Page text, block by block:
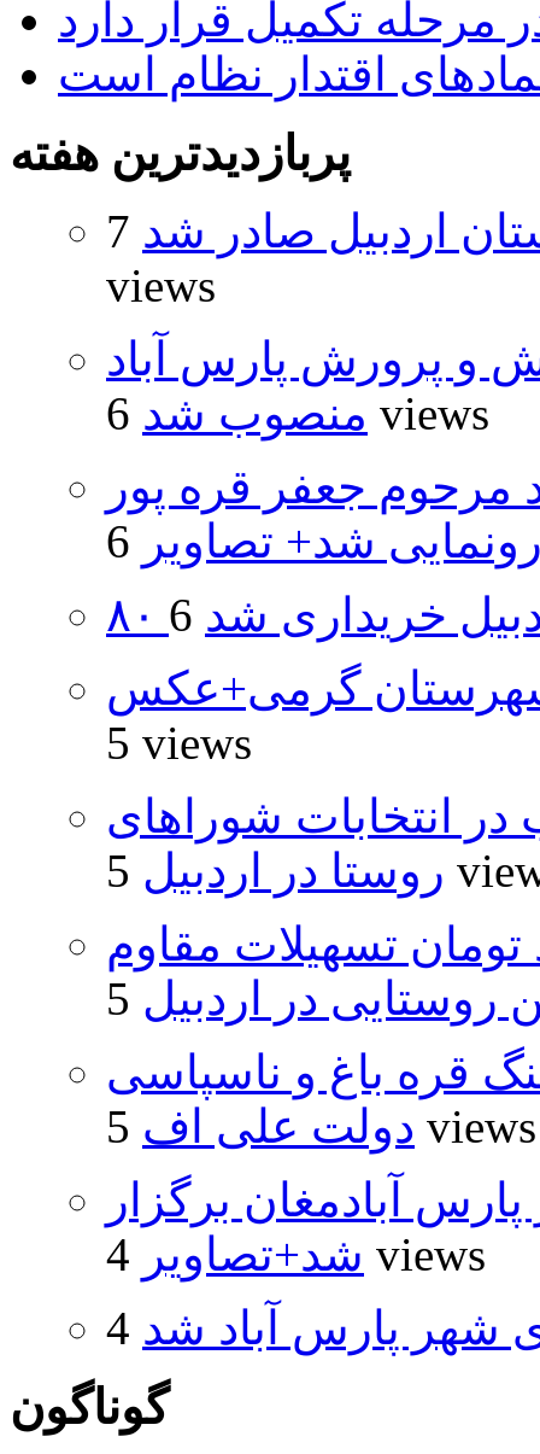
مرحله تکمیل قرار دارد
اقتدار نظام است
پربازدیدترین هفته
اردبیل صادر شد 7
views
و پرورش پارس آباد
منصوب شد 6 views
مرحوم جعفر قره پور
شد+ تصاویر
خریداری شد
گرمی+عکس
5 views
۵۰۰۰ داوطلب در انتخابات شوراهای
روستا در اردبیل 5
و ۴۸۰ میلیارد تومان تسهیلات مقاوم
در اردبیل
قره باغ و ناسپاسی
دولت علی اف 5 views
آبادمغان برگزار
شد+تصاویر 4 views
شهر پارس آباد شد
گوناگون